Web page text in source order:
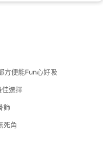
方便能Fun心好吸
佳選擇
飾
死角